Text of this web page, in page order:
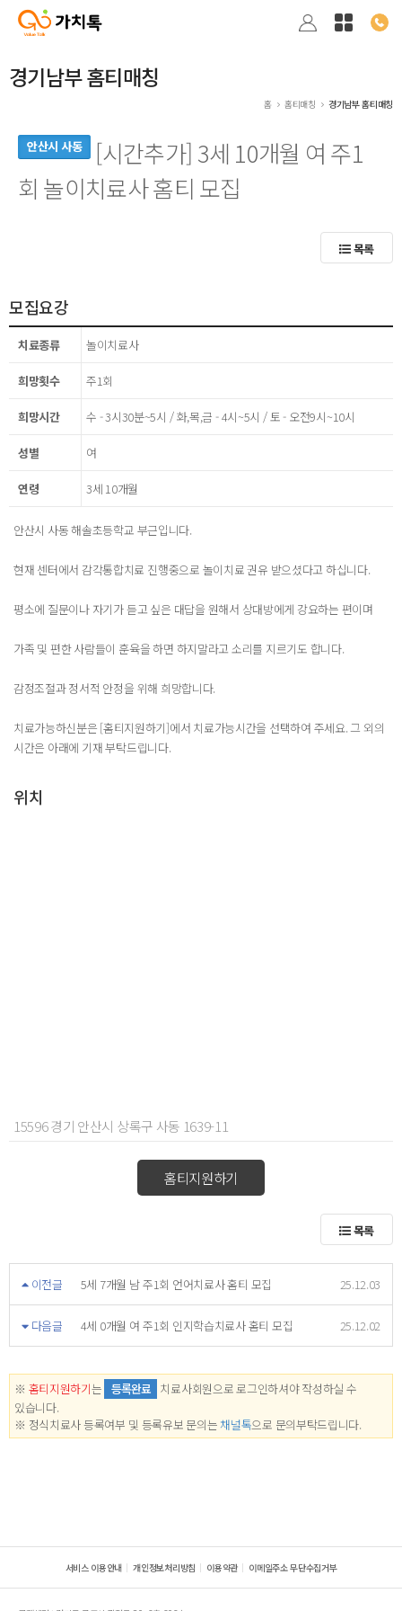
경기남부 홈티매칭
홈 홈티매칭 경기남부 홈티매칭
안산시 사동
[시간추가] 3세 10개월 여 주1
회 놀이치료사 홈티 모집
목록
모집요강
치료종류 놀이치료사
희망횟수 주1회
희망시간 수 - 3시30분~5시 / 화,목,금 - 4시~5시 / 토 - 오전9시~10시
성별 여
연령 3세 10개월
안산시 사동 해솔초등학교 부근입니다.
현재 센터에서 감각통합치료 진행중으로 놀이치료 권유 받으셨다고 하십니다.
평소에 질문이나 자기가 듣고 싶은 대답을 원해서 상대방에게 강요하는 편이며
가족 및 편한 사람들이 훈육을 하면 하지말라고 소리를 지르기도 합니다.
감정조절과 정서적 안정을 위해 희망합니다.
치료가능하신분은 [홈티지원하기]에서 치료가능시간을 선택하여 주세요. 그 외의
시간은 아래에 기재 부탁드립니다.
위치
15596 경기 안산시 상록구 사동 1639-11
홈티지원하기
목록
이전글 5세 7개월 남 주1회 언어치료사 홈티 모집 25.12.03
다음글 4세 0개월 여 주1회 인지학습치료사 홈티 모집 25.12.02
※ 홈티지원하기는 등록완료 치료사회원으로 로그인하셔야 작성하실 수
있습니다.
※ 정식치료사 등록여부 및 등록유보 문의는 채널톡으로 문의부탁드립니다.
서비스 이용안내 개인정보처리방침 이용약관 이메일주소 무단수집거부